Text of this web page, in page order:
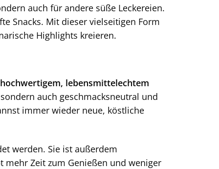
auch für andere süße Leckereien.
Snacks. Mit dieser vielseitigen Form
Highlights kreieren.
hochwertigem, lebensmittelechtem
auch geschmacksneutral und
immer wieder neue, köstliche
werden. Sie ist außerdem
mehr Zeit zum Genießen und weniger